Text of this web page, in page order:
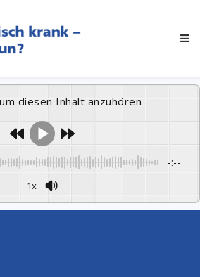
um diesen Inhalt anzuhören
-:--
1x